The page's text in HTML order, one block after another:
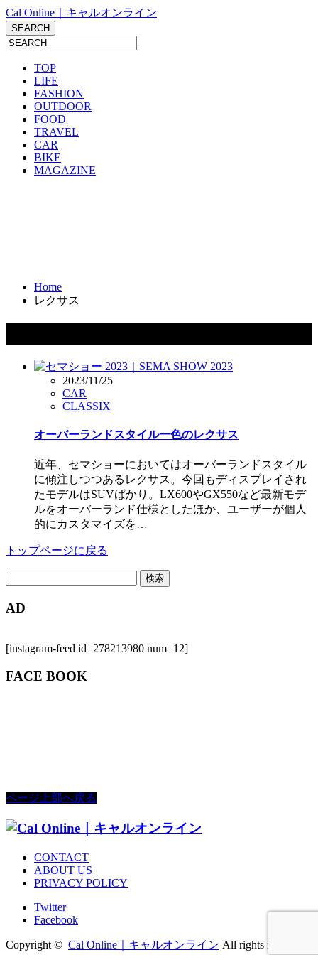
Cal Online｜キャルオンライン
TOP
LIFE
FASHION
OUTDOOR
FOOD
TRAVEL
CAR
BIKE
MAGAZINE
Home
レクサス
2023/11/25
CAR
CLASSIX
オーバーランドスタイル一色のレクサス
近年、セマショーにおいてはオーバーランドスタイル
に傾注しつつあるレクサス。今回もディスプレイされ
たモデルはSUVばかり。LX600やGX550など最新モデ
ルをオーバーランド仕様としたほか、ユーザーが個人
的にカスタマイズを…
トップページに戻る
AD
[instagram-feed id=278213980 num=12]
FACE BOOK
ページ上部へ戻る
CONTACT
ABOUT US
PRIVACY POLICY
Twitter
Facebook
Copyright © Cal Online｜キャルオンライン All rights reserved.